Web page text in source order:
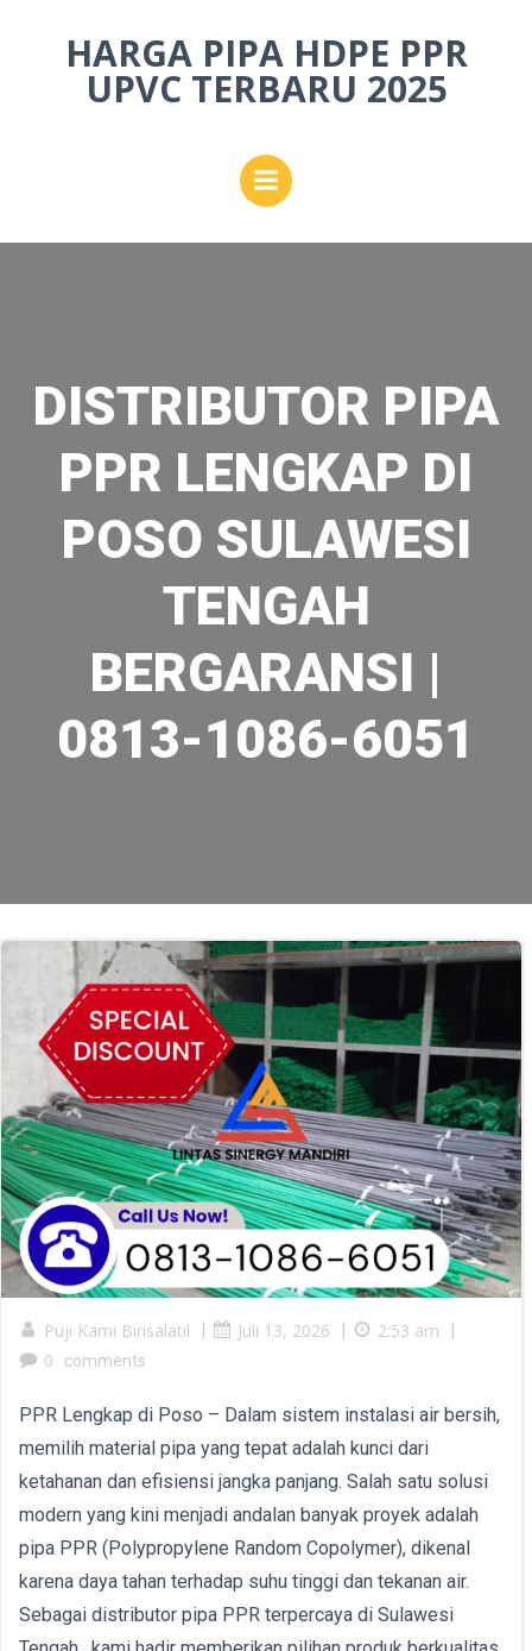
to
content
HARGA PIPA HDPE PPR
UPVC TERBARU 2025
DISTRIBUTOR PIPA
PPR LENGKAP DI
POSO SULAWESI
TENGAH
BERGARANSI |
0813-1086-6051
Puji Kami Birisalatil | Juli 13, 2026 | 2:53 am
|
0
comments
PPR Lengkap di Poso – Dalam sistem instalasi air bersih,
memilih material pipa yang tepat adalah kunci dari
ketahanan dan efisiensi jangka panjang. Salah satu solusi
modern yang kini menjadi andalan banyak proyek adalah
pipa PPR (Polypropylene Random Copolymer), dikenal
karena daya tahan terhadap suhu tinggi dan tekanan air.
Sebagai distributor pipa PPR terpercaya di Sulawesi